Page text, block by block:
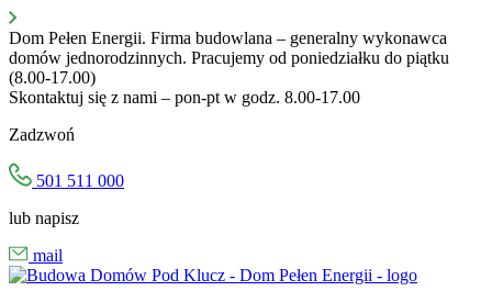
Przejdź
do
treści
Dom Pełen Energii. Firma budowlana – generalny wykonawca
domów jednorodzinnych. Pracujemy od poniedziałku do piątku
(8.00-17.00)
Skontaktuj się z nami – pon-pt w godz. 8.00-17.00
Zadzwoń
501 511 000
lub napisz
mail